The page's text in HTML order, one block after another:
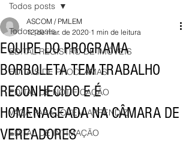
Todos posts
EDITAL REGISTRO DE IMÓVEIS
EDITAIS DE PROCLAMAS
EDITAL DE NOTIFICAÇÃO
VAGA PARA JOVEM APRENDIZ
EDITAL DE INTIMAÇÃO
Todos posts
EQUIPE DO PROGRAMA
BORBOLETA TEM TRABALHO
RECONHECIDO E É
HOMENAGEADA NA CÂMARA DE
VEREADORES
ASCOM / PMLEM
12 de mar. de 2020 1 min de leitura